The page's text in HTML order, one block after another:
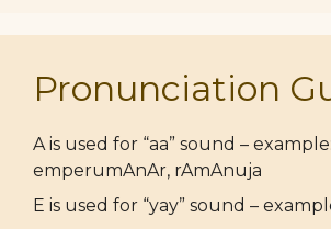
Pronunciation
A is used for “aa” sound – example:
emperumAnAr, rAmAnuja
E is used for “yay” sound –